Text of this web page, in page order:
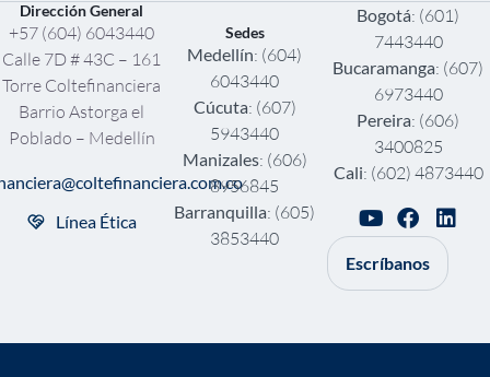
Dirección General
+57 (604) 6043440
Calle 7D # 43C – 161
Torre Coltefinanciera
Barrio Astorga el
Poblado – Medellín
Línea Ética
Sedes
Medellín: (604)
6043440
Cúcuta: (607)
5943440
Manizales: (606)
8956845
Barranquilla: (605)
3853440
Bogotá: (601)
7443440
Bucaramanga: (607)
6973440
Pereira: (606)
3400825
Cali: (602) 4873440
Escríbanos